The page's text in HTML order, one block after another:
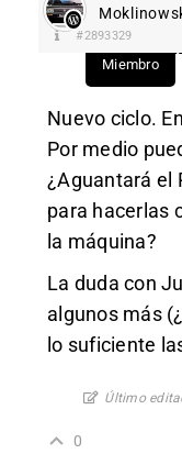
#2893329
Miembro
Nuevo ciclo.
Por medio
¿Aguantará el
para hacerlas
la máquina?
La duda con
algunos más
lo suficiente
Último
0